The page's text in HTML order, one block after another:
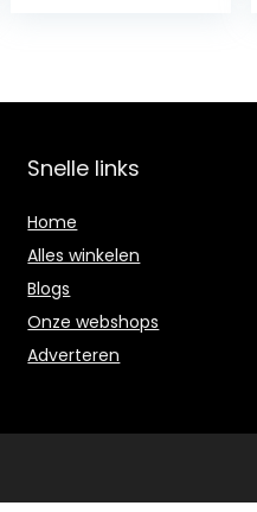
Snelle links
Home
Alles winkelen
Blogs
Onze webshops
Adverteren